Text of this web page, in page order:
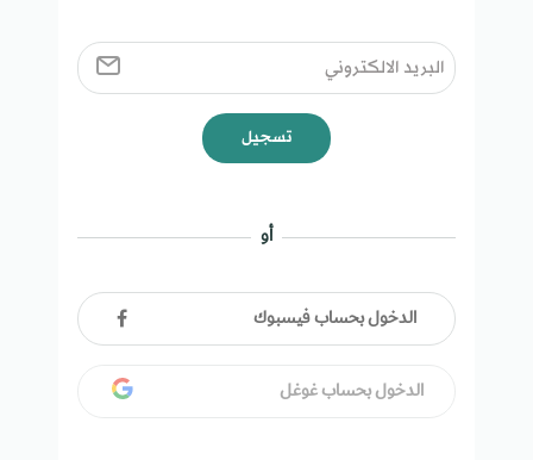
تسجيل
أو
الدخول بحساب فيسبوك
الدخول بحساب غوغل